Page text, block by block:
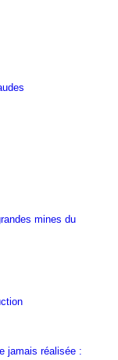
mines du
jamais réalisée :